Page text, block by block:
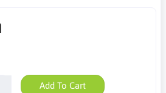
Add To Cart